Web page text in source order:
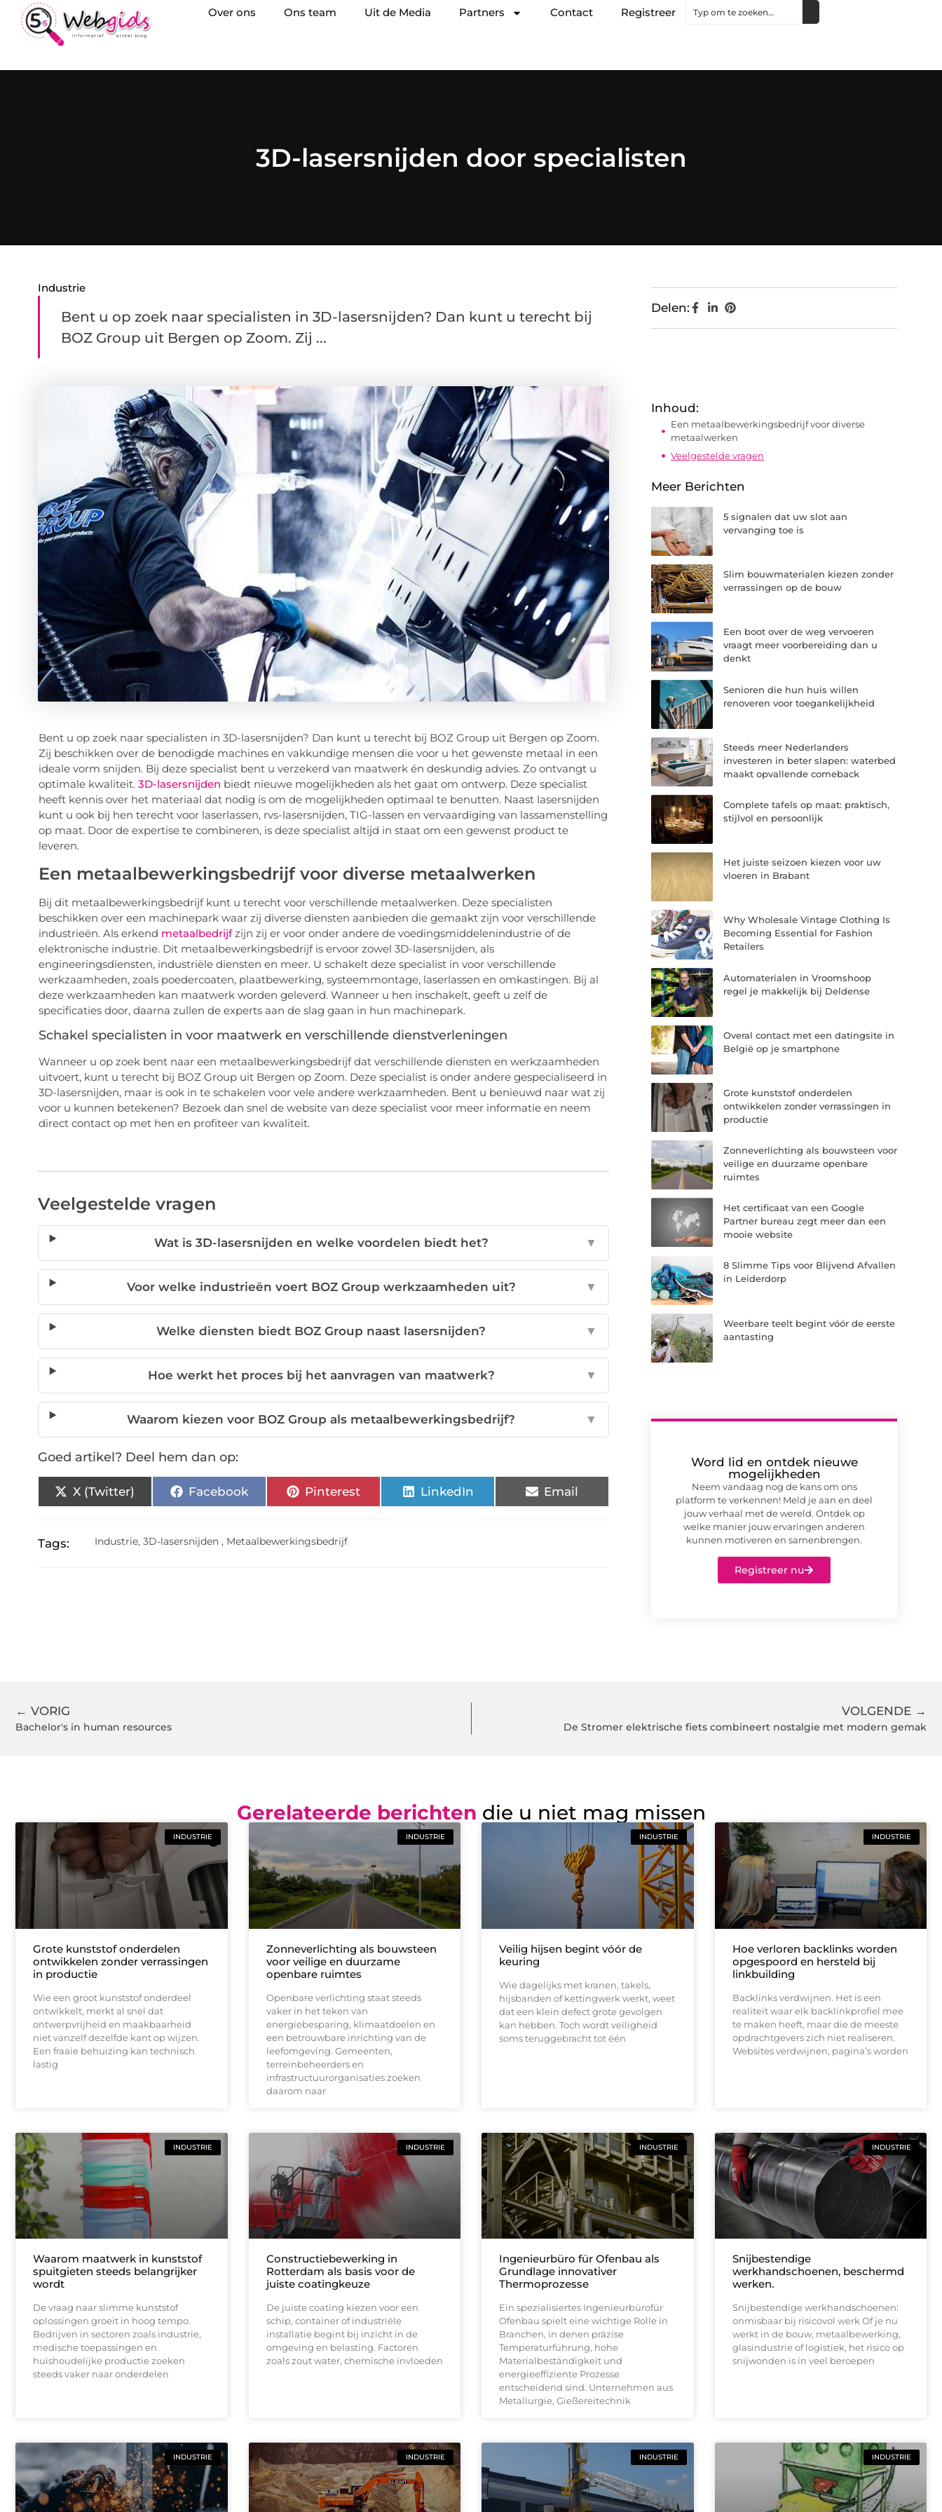
Over ons Ons team Uit de Media Partners Contact Registreer
3D-lasersnijden door specialisten
Industrie
Bent u op zoek naar specialisten in 3D-lasersnijden? Dan kunt u terecht bij
BOZ Group uit Bergen op Zoom. Zij ...
Bent u op zoek naar specialisten in 3D-lasersnijden? Dan kunt u terecht bij BOZ Group uit Bergen op Zoom.
Zij beschikken over de benodigde machines en vakkundige mensen die voor u het gewenste metaal in een
ideale vorm snijden. Bij deze specialist bent u verzekerd van maatwerk én deskundig advies. Zo ontvangt u
optimale kwaliteit. 3D-lasersnijden biedt nieuwe mogelijkheden als het gaat om ontwerp. Deze specialist
heeft kennis over het materiaal dat nodig is om de mogelijkheden optimaal te benutten. Naast lasersnijden
kunt u ook bij hen terecht voor laserlassen, rvs-lasersnijden, TIG-lassen en vervaardiging van lassamenstelling
op maat. Door de expertise te combineren, is deze specialist altijd in staat om een gewenst product te
leveren.
Een metaalbewerkingsbedrijf voor diverse metaalwerken
Bij dit metaalbewerkingsbedrijf kunt u terecht voor verschillende metaalwerken. Deze specialisten
beschikken over een machinepark waar zij diverse diensten aanbieden die gemaakt zijn voor verschillende
industrieën. Als erkend metaalbedrijfzijn zij er voor onder andere de voedingsmiddelenindustrie of de
elektronische industrie. Dit metaalbewerkingsbedrijf is ervoor zowel 3D-lasersnijden, als
engineeringsdiensten, industriële diensten en meer. U schakelt deze specialist in voor verschillende
werkzaamheden, zoals poedercoaten, plaatbewerking, systeemmontage, laserlassen en omkastingen. Bij al
deze werkzaamheden kan maatwerk worden geleverd. Wanneer u hen inschakelt, geeft u zelf de
specificaties door, daarna zullen de experts aan de slag gaan in hun machinepark.
Schakel specialisten in voor maatwerk en verschillende dienstverleningen
Wanneer u op zoek bent naar een metaalbewerkingsbedrijf dat verschillende diensten en werkzaamheden
uitvoert, kunt u terecht bij BOZ Group uit Bergen op Zoom. Deze specialist is onder andere gespecialiseerd in
3D-lasersnijden, maar is ook in te schakelen voor vele andere werkzaamheden. Bent u benieuwd naar wat zij
voor u kunnen betekenen? Bezoek dan snel de website van deze specialist voor meer informatie en neem
direct contact op met hen en profiteer van kwaliteit.
Veelgestelde vragen
Wat is 3D-lasersnijden en welke voordelen biedt het? ▼
Voor welke industrieën voert BOZ Group werkzaamheden uit? ▼
Welke diensten biedt BOZ Group naast lasersnijden? ▼
Hoe werkt het proces bij het aanvragen van maatwerk? ▼
Waarom kiezen voor BOZ Group als metaalbewerkingsbedrijf? ▼
Goed artikel? Deel hem dan op:
X (Twitter) Facebook Pinterest LinkedIn Email
Tags: Industrie,3D-lasersnijden , Metaalbewerkingsbedrijf
Delen:
Inhoud:
Een metaalbewerkingsbedrijf voor diverse
metaalwerken
Veelgestelde vragen
Meer Berichten
5 signalen dat uw slot aan
vervanging toe is
Slim bouwmaterialen kiezen zonder
verrassingen op de bouw
Een boot over de weg vervoeren
vraagt meer voorbereiding dan u
denkt
Senioren die hun huis willen
renoveren voor toegankelijkheid
Steeds meer Nederlanders
investeren in beter slapen: waterbed
maakt opvallende comeback
Complete tafels op maat: praktisch,
stijlvol en persoonlijk
Het juiste seizoen kiezen voor uw
vloeren in Brabant
Why Wholesale Vintage Clothing Is
Becoming Essential for Fashion
Retailers
Automaterialen in Vroomshoop
regel je makkelijk bij Deldense
Overal contact met een datingsite in
België op je smartphone
Grote kunststof onderdelen
ontwikkelen zonder verrassingen in
productie
Zonneverlichting als bouwsteen voor
veilige en duurzame openbare
ruimtes
Het certificaat van een Google
Partner bureau zegt meer dan een
mooie website
8 Slimme Tips voor Blijvend Afvallen
in Leiderdorp
Weerbare teelt begint vóór de eerste
aantasting
Word lid en ontdek nieuwe
mogelijkheden
Neem vandaag nog de kans om ons
platform te verkennen! Meld je aan en deel
jouw verhaal met de wereld. Ontdek op
welke manier jouw ervaringen anderen
kunnen motiveren en samenbrengen.
Registreer nu
← VORIG
Bachelor's in human resources
VOLGENDE →
De Stromer elektrische fiets combineert nostalgie met modern gemak
Gerelateerde berichten die u niet mag missen
INDUSTRIE
Grote kunststof onderdelen
ontwikkelen zonder verrassingen
in productie
Wie een groot kunststof onderdeel
ontwikkelt, merkt al snel dat
ontwerpvrijheid en maakbaarheid
niet vanzelf dezelfde kant op wijzen.
Een fraaie behuizing kan technisch
lastig
INDUSTRIE
Zonneverlichting als bouwsteen
voor veilige en duurzame
openbare ruimtes
Openbare verlichting staat steeds
vaker in het teken van
energiebesparing, klimaatdoelen en
een betrouwbare inrichting van de
leefomgeving. Gemeenten,
terreinbeheerders en
infrastructuurorganisaties zoeken
daarom naar
INDUSTRIE
Veilig hijsen begint vóór de
keuring
Wie dagelijks met kranen, takels,
hijsbanden of kettingwerk werkt, weet
dat een klein defect grote gevolgen
kan hebben. Toch wordt veiligheid
soms teruggebracht tot één
INDUSTRIE
Hoe verloren backlinks worden
opgespoord en hersteld bij
linkbuilding
Backlinks verdwijnen. Het is een
realiteit waar elk backlinkprofiel mee
te maken heeft, maar die de meeste
opdrachtgevers zich niet realiseren.
Websites verdwijnen, pagina’s worden
INDUSTRIE
Waarom maatwerk in kunststof
spuitgieten steeds belangrijker
wordt
De vraag naar slimme kunststof
oplossingen groeit in hoog tempo.
Bedrijven in sectoren zoals industrie,
medische toepassingen en
huishoudelijke productie zoeken
steeds vaker naar onderdelen
INDUSTRIE
Constructiebewerking in
Rotterdam als basis voor de
juiste coatingkeuze
De juiste coating kiezen voor een
schip, container of industriële
installatie begint bij inzicht in de
omgeving en belasting. Factoren
zoals zout water, chemische invloeden
INDUSTRIE
Ingenieurbüro für Ofenbau als
Grundlage innovativer
Thermoprozesse
Ein spezialisiertes Ingenieurbürofür
Ofenbau spielt eine wichtige Rolle in
Branchen, in denen präzise
Temperaturführung, hohe
Materialbeständigkeit und
energieeffiziente Prozesse
entscheidend sind. Unternehmen aus
Metallurgie, Gießereitechnik
INDUSTRIE
Snijbestendige
werkhandschoenen, beschermd
werken.
Snijbestendige werkhandschoenen:
onmisbaar bij risicovol werk Of je nu
werkt in de bouw, metaalbewerking,
glasindustrie of logistiek, het risico op
snijwonden is in veel beroepen
INDUSTRIE INDUSTRIE INDUSTRIE INDUSTRIE